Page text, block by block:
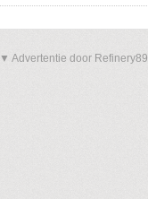
▼ Advertentie door Refinery89